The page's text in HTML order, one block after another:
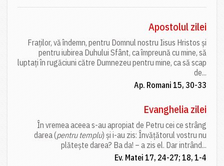
Apostolul zilei
Fraților, vă îndemn, pentru Domnul nostru Iisus Hristos și
pentru iubirea Duhului Sfânt, ca împreună cu mine, să
luptați în rugăciuni către Dumnezeu pentru mine, ca să scap
de...
Ap. Romani 15, 30-33
Evanghelia zilei
În vremea aceea s-au apropiat de Petru cei ce strâng
darea (pentru templu) și i-au zis: Învățătorul vostru nu
plătește darea? Ba da! – a zis el. Dar intrând...
Ev. Matei 17, 24-27; 18, 1-4